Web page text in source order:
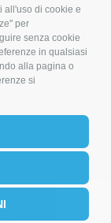
all'uso di cookie e
per
senza cookie
in qualsiasi
alla pagina o
si